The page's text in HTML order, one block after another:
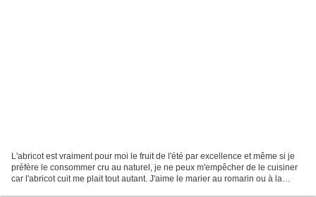
L'abricot est vraiment pour moi le fruit de l'été par excellence et même si je
préfère le consommer cru au naturel, je ne peux m'empêcher de le cuisiner
car l'abricot cuit me plait tout autant. J'aime le marier au romarin ou à la